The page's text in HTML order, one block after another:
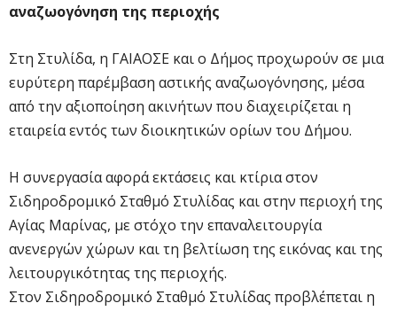
αναζωογόνηση της περιοχής
Στη Στυλίδα, η ΓΑΙΑΟΣΕ και ο Δήμος προχωρούν σε μια
ευρύτερη παρέμβαση αστικής αναζωογόνησης, μέσα
από την αξιοποίηση ακινήτων που διαχειρίζεται η
εταιρεία εντός των διοικητικών ορίων του Δήμου.
Η συνεργασία αφορά εκτάσεις και κτίρια στον
Σιδηροδρομικό Σταθμό Στυλίδας και στην περιοχή της
Αγίας Μαρίνας, με στόχο την επαναλειτουργία
ανενεργών χώρων και τη βελτίωση της εικόνας και της
λειτουργικότητας της περιοχής.
Στον Σιδηροδρομικό Σταθμό Στυλίδας προβλέπεται η